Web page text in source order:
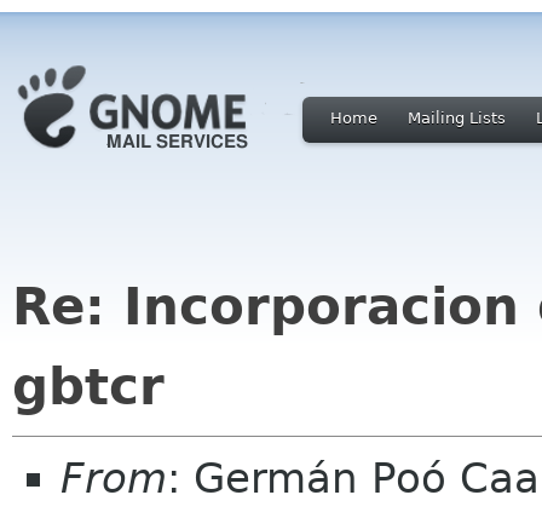
Home Mailing Lists
Re:
gbtcr
From: Germán Poó